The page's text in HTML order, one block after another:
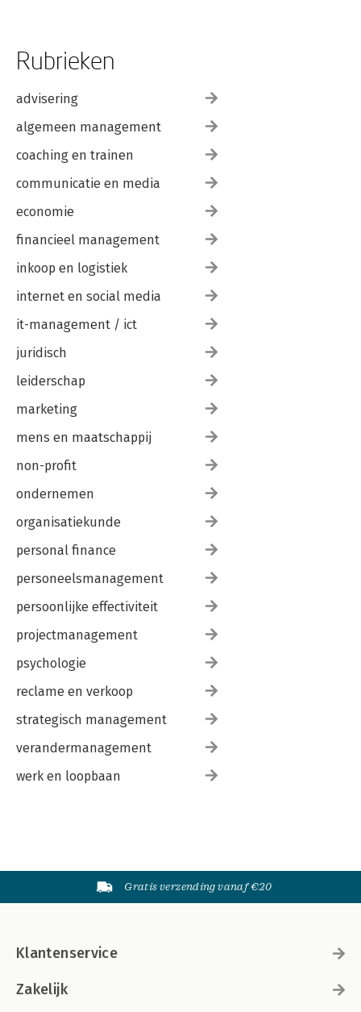
Rubrieken
advisering
algemeen management
coaching en trainen
communicatie en media
economie
financieel management
inkoop en logistiek
internet en social media
it-management / ict
juridisch
leiderschap
marketing
mens en maatschappij
non-profit
ondernemen
organisatiekunde
personal finance
personeelsmanagement
persoonlijke effectiviteit
projectmanagement
psychologie
reclame en verkoop
strategisch management
verandermanagement
werk en loopbaan
Gratis verzending vanaf €20
Klantenservice
Zakelijk